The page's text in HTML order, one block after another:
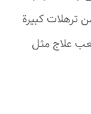
ترهلات كبيرة
علاج مثل